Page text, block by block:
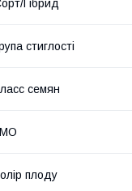
Гібрид
стиглості
семян
плоду